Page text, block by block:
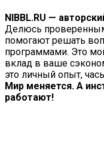
NIBBL.RU —
Делюсь
помогают решать
программами. Это
вклад в ваше
это личный опыт,
Мир меняется. А
работают!